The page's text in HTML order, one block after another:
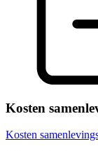
Kosten
Kosten